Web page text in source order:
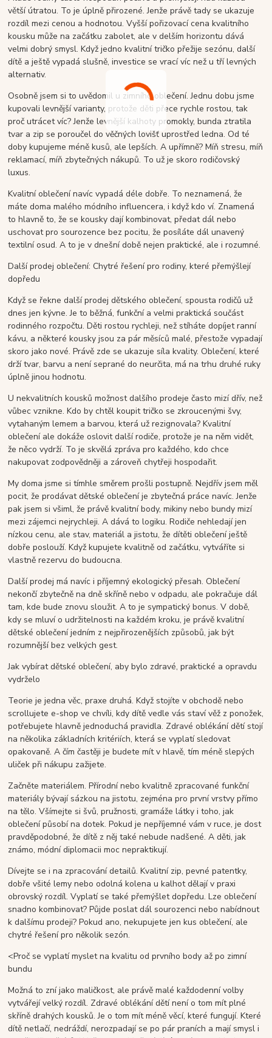
větší útratou. To je úplně přirozené. Jenže právě tady se ukazuje
rozdíl mezi cenou a hodnotou. Vyšší pořizovací cena kvalitního
kousku může na začátku zabolet, ale v delším horizontu dává
velmi dobrý smysl. Když jedno kvalitní tričko přežije sezónu, další
dítě a ještě vypadá slušně, investice se vrací víc než u tří levných
alternativ.
Osobně jsem si to uvědomil u zimního oblečení. Jednu dobu jsme
kupovali levnější varianty, protože děti přece rychle rostou, tak
proč utrácet víc? Jenže levnější kalhoty promokly, bunda ztratila
tvar a zip se poroučel do věčných lovišť uprostřed ledna. Od té
doby kupujeme méně kusů, ale lepších. A upřímně? Míň stresu, míň
reklamací, míň zbytečných nákupů. To už je skoro rodičovský
luxus.
Kvalitní oblečení navíc vypadá déle dobře. To neznamená, že
máte doma malého módního influencera, i když kdo ví. Znamená
to hlavně to, že se kousky dají kombinovat, předat dál nebo
uschovat pro sourozence bez pocitu, že posíláte dál unavený
textilní osud. A to je v dnešní době nejen praktické, ale i rozumné.
Další prodej oblečení: Chytré řešení pro rodiny, které přemýšlejí
dopředu
Když se řekne další prodej dětského oblečení, spousta rodičů už
dnes jen kývne. Je to běžná, funkční a velmi praktická součást
rodinného rozpočtu. Děti rostou rychleji, než stíháte dopíjet ranní
kávu, a některé kousky jsou za pár měsíců malé, přestože vypadají
skoro jako nové. Právě zde se ukazuje síla kvality. Oblečení, které
drží tvar, barvu a není seprané do neurčita, má na trhu druhé ruky
úplně jinou hodnotu.
U nekvalitních kousků možnost dalšího prodeje často mizí dřív, než
vůbec vznikne. Kdo by chtěl koupit tričko se zkroucenými švy,
vytahaným lemem a barvou, která už rezignovala? Kvalitní
oblečení ale dokáže oslovit další rodiče, protože je na něm vidět,
že něco vydrží. To je skvělá zpráva pro každého, kdo chce
nakupovat zodpovědněji a zároveň chytřeji hospodařit.
My doma jsme si tímhle směrem prošli postupně. Nejdřív jsem měl
pocit, že prodávat dětské oblečení je zbytečná práce navíc. Jenže
pak jsem si všiml, že právě kvalitní body, mikiny nebo bundy mizí
mezi zájemci nejrychleji. A dává to logiku. Rodiče nehledají jen
nízkou cenu, ale stav, materiál a jistotu, že dítěti oblečení ještě
dobře poslouží. Když kupujete kvalitně od začátku, vytváříte si
vlastně rezervu do budoucna.
Další prodej má navíc i příjemný ekologický přesah. Oblečení
nekončí zbytečně na dně skříně nebo v odpadu, ale pokračuje dál
tam, kde bude znovu sloužit. A to je sympatický bonus. V době,
kdy se mluví o udržitelnosti na každém kroku, je právě kvalitní
dětské oblečení jedním z nejpřirozenějších způsobů, jak být
rozumnější bez velkých gest.
Jak vybírat dětské oblečení, aby bylo zdravé, praktické a opravdu
vydrželo
Teorie je jedna věc, praxe druhá. Když stojíte v obchodě nebo
scrollujete e-shop ve chvíli, kdy dítě vedle vás staví věž z ponožek,
potřebujete hlavně jednoduchá pravidla. Zdravé oblékání dětí stojí
na několika základních kritériích, která se vyplatí sledovat
opakovaně. A čím častěji je budete mít v hlavě, tím méně slepých
uliček při nákupu zažijete.
Začněte materiálem. Přírodní nebo kvalitně zpracované funkční
materiály bývají sázkou na jistotu, zejména pro první vrstvy přímo
na tělo. Všímejte si švů, pružnosti, gramáže látky i toho, jak
oblečení působí na dotek. Pokud je nepříjemné vám v ruce, je dost
pravděpodobné, že dítě z něj také nebude nadšené. A děti, jak
známo, módní diplomacii moc nepraktikují.
Dívejte se i na zpracování detailů. Kvalitní zip, pevné patentky,
dobře všité lemy nebo odolná kolena u kalhot dělají v praxi
obrovský rozdíl. Vyplatí se také přemýšlet dopředu. Lze oblečení
snadno kombinovat? Půjde poslat dál sourozenci nebo nabídnout
k dalšímu prodeji? Pokud ano, nekupujete jen kus oblečení, ale
chytré řešení pro několik sezón.
<Proč se vyplatí myslet na kvalitu od prvního body až po zimní
bundu
Možná to zní jako maličkost, ale právě malé každodenní volby
vytvářejí velký rozdíl. Zdravé oblékání dětí není o tom mít plné
skříně drahých kousků. Je o tom mít méně věcí, které fungují. Které
dítě netlačí, nedráždí, nerozpadají se po pár praních a mají smysl i